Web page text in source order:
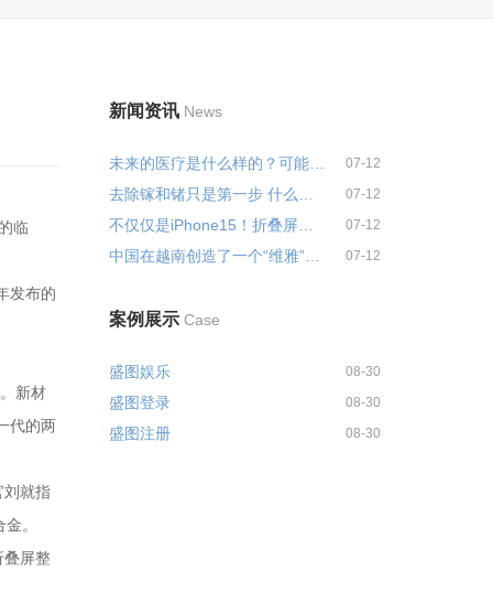
临
发布的
新材
代的两
刘就指
。
屏整
新闻资讯 News
未来的医疗是什么样的？可能不会... 07-12
07-12
不仅仅是iPhone15！折叠屏也应该... 07-12
中国在越南创造了一个“维雅”？... 07-12
案例展示 Case
盛图娱乐 08-30
盛图登录 08-30
盛图注册 08-30